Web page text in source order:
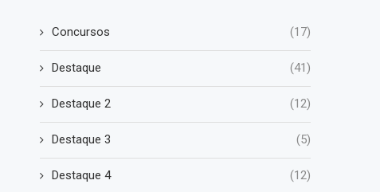
Concursos (17)
Destaque (41)
Destaque 2 (12)
Destaque 3 (5)
Destaque 4 (12)